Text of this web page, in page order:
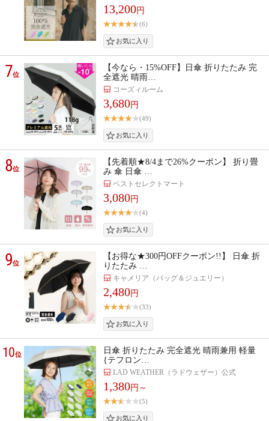
13,200円
(6)
7位
【今なら・15%OFF】日傘 折りたたみ 完
全遮光 晴雨…
コーズィルーム
3,680円
(49)
8位
【先着順★8/4まで26%クーポン】 折り畳
み 傘 日傘 …
ベストセレクトマート
3,080円
(4)
9位
【お得な★300円OFFクーポン!!】 日傘 折
りたたみ …
キャメリア（バッグ＆ジュエリー）
2,480円
(33)
10位
日傘 折りたたみ 完全遮光 晴雨兼用 軽量
{テフロン…
LAD WEATHER（ラドウェザー）公式
1,380円～
(5)